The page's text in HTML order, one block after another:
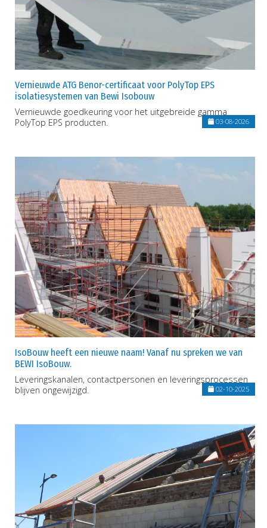
Vernieuwde ATG Benor-certificaat voor PolyTop EPS
isolatiesystemen van Bewi Isobouw
Vernieuwde goedkeuring voor het uitgebreide gamma
PolyTop EPS producten.
03-08-2026
IsoBouw heeft een nieuwe naam! Vanaf nu spreken we van
BEWI IsoBouw.
Leveringskanalen, contactpersonen en leveringsprocessen
blijven ongewijzigd.
02-10-2025